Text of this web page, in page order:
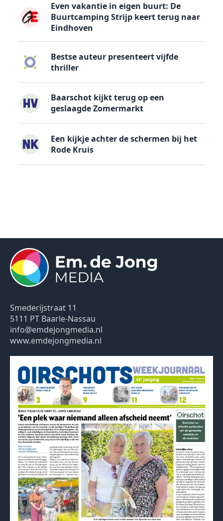
Even vakantie in eigen buurt: De
Buurtcamping Strijp keert terug naar
Eindhoven
Bestse auteur presenteert vijfde
thriller
Baarschot kijkt terug op een
geslaagde Zomermarkt
Een kijkje achter de schermen bij het
Rode Kruis
Smederijstraat 11
5111 PT Baarle-Nassau
info@emdejongmedia.nl
www.emdejongmedia.nl